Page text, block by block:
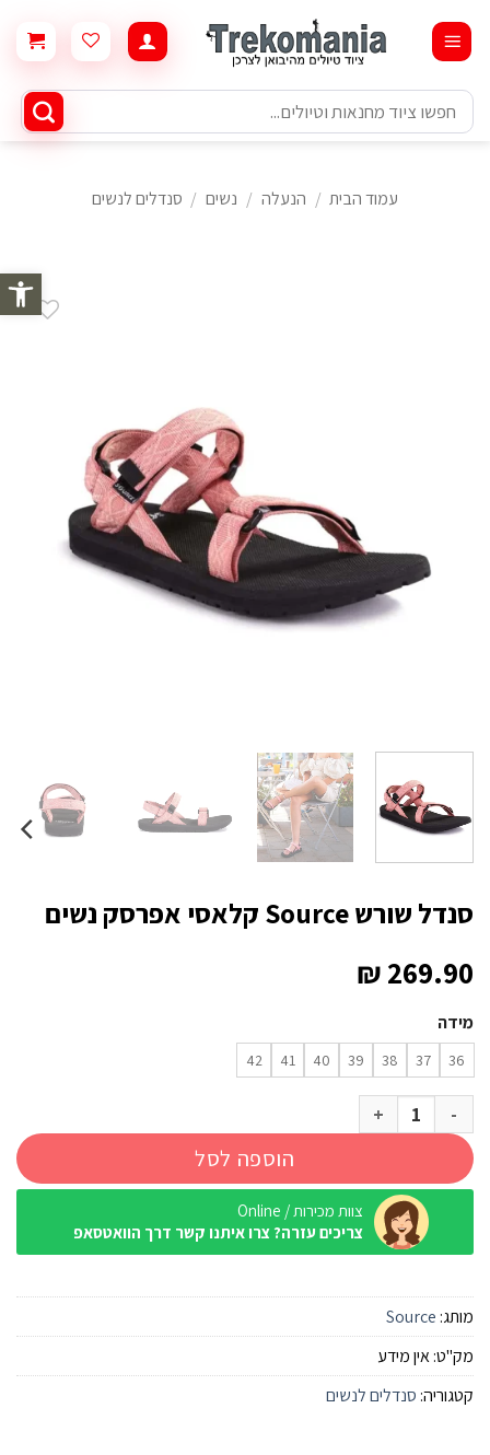
פתח
content
חיפוש
עבור:
עמוד הבית / הנעלה / נשים / סנדלים לנשים
סנדל שורש Source קלאסי אפרסק נשים
₪269.90
מידה
36
37
38
39
40
41
42
כמות של סנדל שורש Source קלאסי אפרסק נשים
הוספה לסל
צוות מכירות / Online
צריכים עזרה? צרו איתנו קשר דרך הוואטסאפ
מותג: Source
מק"ט:אין מידע
קטגוריה: סנדלים לנשים